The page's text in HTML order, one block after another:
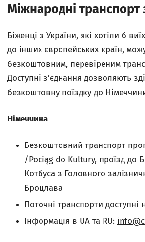
Міжнародні
Біженці з України, які хотіли б
до інших європейських країн,
безкоштовним, перевіреним
Доступні з’єднання дозволяють
безкоштовну поїздку до
Німеччина
Безкоштовний транспорт
/Pociąg do Kultury, проїзд до
Котбуса з Головного
Броцлава
Поточні транспорти доступні
Інформація в UA та RU: